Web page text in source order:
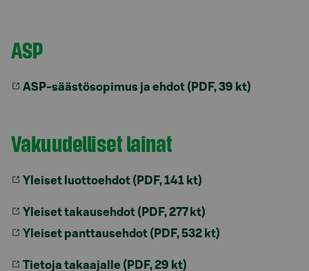
ASP
ASP-säästösopimus ja ehdot (PDF, 39 kt)
Vakuudelliset lainat
Yleiset luottoehdot (PDF, 141 kt)
Yleiset takausehdot (PDF, 277 kt)
Yleiset panttausehdot (PDF, 532 kt)
Tietoja takaajalle (PDF, 29 kt)